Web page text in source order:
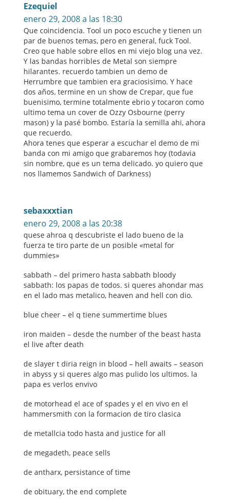
Ezequiel
enero 29, 2008 a las 18:30
Que coincidencia. Tool un poco escuche y tienen un
par de buenos temas, pero en general, fuck Tool.
Creo que hable sobre ellos en mi viejo blog una vez.
Y las bandas horribles de Metal son siempre
hilarantes. recuerdo tambien un demo de
Herrumbre que tambien era graciosisimo. Y hace
dos años, termine en un show de Crepar, que fue
buenisimo, termine totalmente ebrio y tocaron como
ultimo tema un cover de Ozzy Osbourne (perry
mason) y la pasé bombo. Estaría la semilla ahi, ahora
que recuerdo.
Ahora tenes que esperar a escuchar el demo de mi
banda con mi amigo que grabaremos hoy (todavia
sin nombre, que es un tema delicado. yo quiero que
nos llamemos Sandwich of Darkness)
sebaxxxtian
enero 29, 2008 a las 20:38
quese ahroa q descubriste el lado bueno de la
fuerza te tiro parte de un posible «metal for
dummies»
sabbath – del primero hasta sabbath bloody
sabbath: los papas de todos. si queres ahondar mas
en el lado mas metalico, heaven and hell con dio.
blue cheer – el q tiene summertime blues
iron maiden – desde the number of the beast hasta
el live after death
de slayer t diria reign in blood – hell awaits – season
in abyss y si queres algo mas pulido los ultimos. la
papa es verlos envivo
de motorhead el ace of spades y el en vivo en el
hammersmith con la formacion de tiro clasica
de metallcia todo hasta and justice for all
de megadeth, peace sells
de antharx, persistance of time
de obituary, the end complete